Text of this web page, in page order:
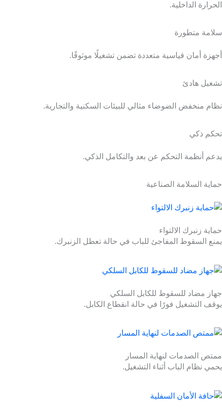
الحرارة الداخلية.
سلامة متطورة
أجهزة أمان قياسية متعددة تضمن تشغيلًا موثوقًا.
تشغيل هادئ
نظام منخفض الضوضاء مثالي للبيئات السكنية والتجارية.
تحكم ذكي
يدعم أنظمة التحكم عن بعد والتكامل الذكي.
حماية السلامة الصناعية
حماية زنبرك الالتواء
يمنع السقوط المفاجئ للباب في حالة تعطل الزنبرك.
جهاز مضاد للسقوط للكابل السلكي
يوقف التشغيل فورًا في حالة انقطاع الكابل.
ممتص الصدمات لنهاية المسار
يحمي نظام الباب أثناء التشغيل.